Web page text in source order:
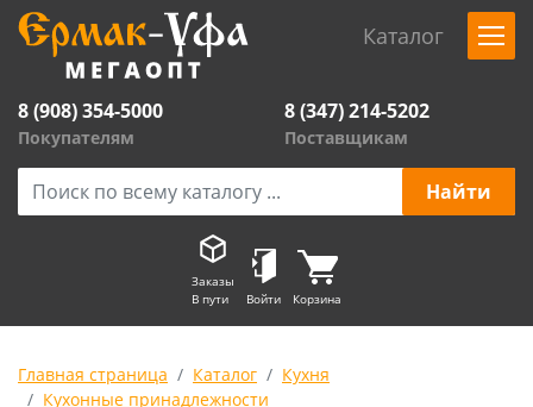
Каталог
8 (908) 354-5000
Покупателям
8 (347) 214-5202
Поставщикам
Заказы
В пути
Войти Корзина
Главная страница Каталог
Кухня
Кухонные принадлежности